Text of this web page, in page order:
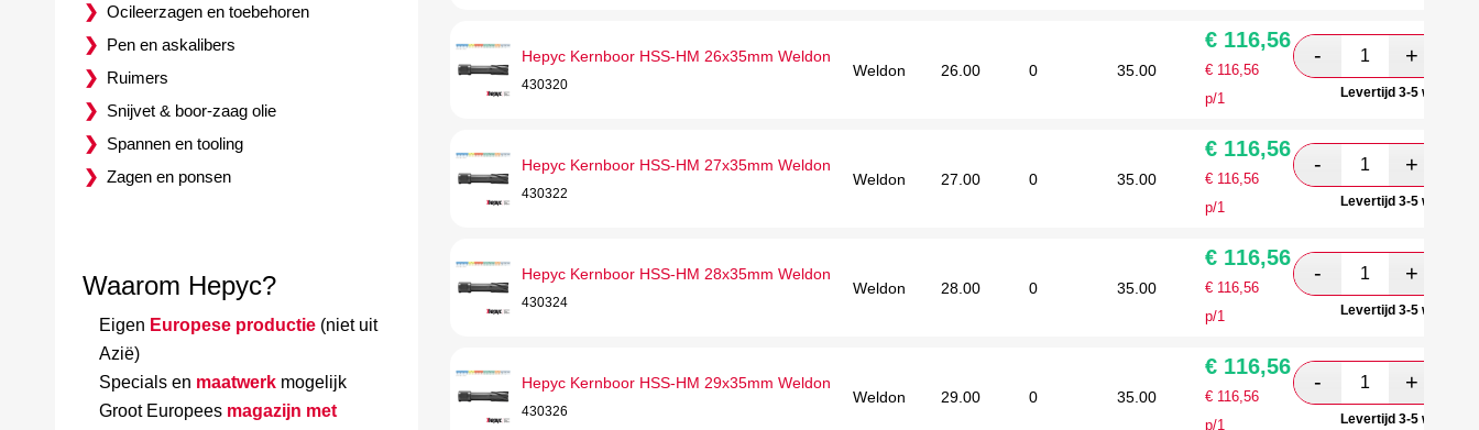
Hepyc Kernboor HSS-HM 26x35mm Weldon
430320
Weldon 26.00 0 35.00
€ 116,56
€ 116,56
p/1
Levertijd 3-5
Hepyc Kernboor HSS-HM 27x35mm Weldon
430322
Weldon 27.00 0 35.00
€ 116,56
€ 116,56
p/1
Levertijd 3-5
Hepyc Kernboor HSS-HM 28x35mm Weldon
430324
Weldon 28.00 0 35.00
€ 116,56
€ 116,56
p/1
Levertijd 3-5
Hepyc Kernboor HSS-HM 29x35mm Weldon
430326
Weldon 29.00 0 35.00
€ 116,56
€ 116,56
p/1
Levertijd 3-5
Ocileerzagen en toebehoren
Pen en askalibers
Ruimers
Snijvet & boor-zaag olie
Spannen en tooling
Zagen en ponsen
Waarom Hepyc?
Eigen Europese productie (niet uit
Azië)
Specials en maatwerk mogelijk
Groot Europees magazijn met